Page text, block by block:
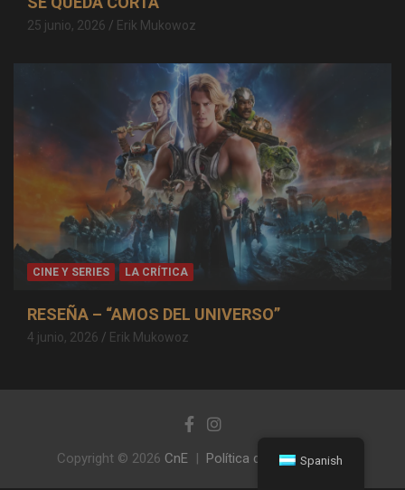
25 junio, 2026 Erik Mukowoz
CINE Y SERIES LA CRÍTICA
RESEÑA – “AMOS DEL UNIVERSO”
4 junio, 2026 Erik Mukowoz
Copyright © 2026 CnE Política de privacidad
Spanish